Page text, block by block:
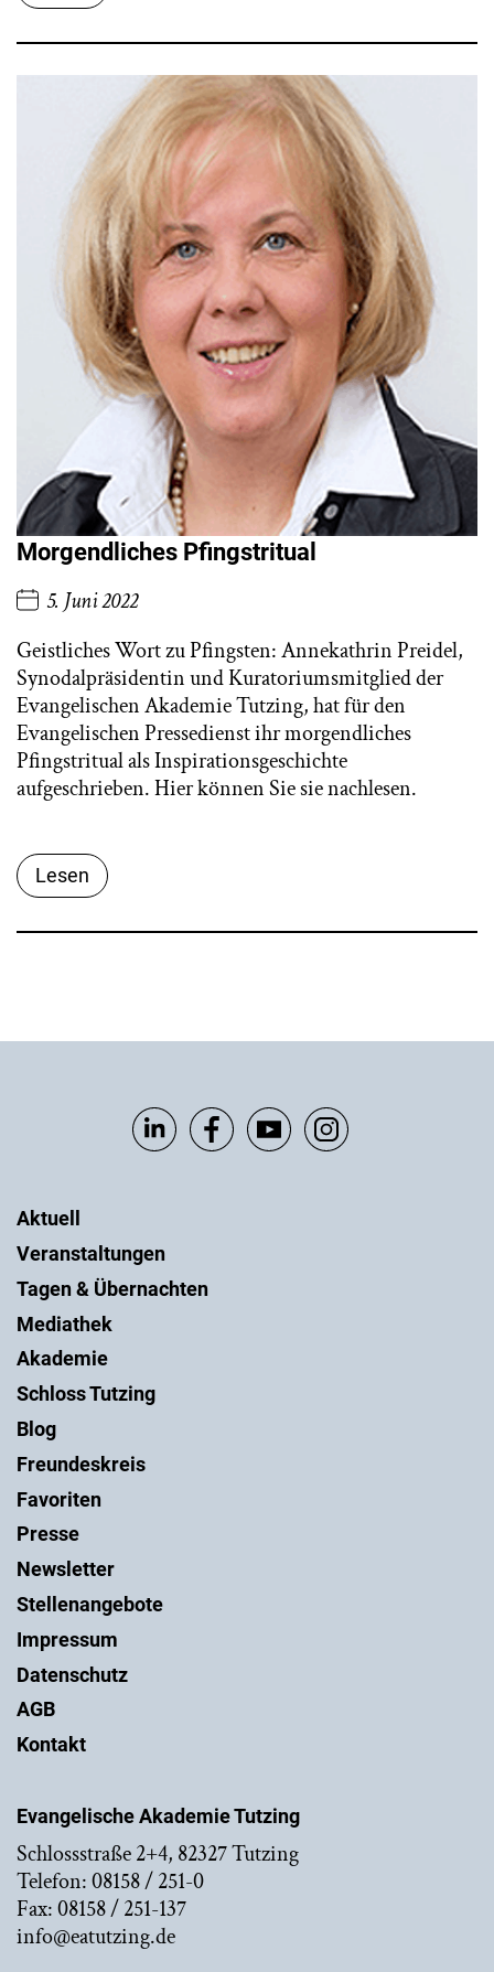
Morgendliches Pfingstritual
5. Juni 2022
Geistliches Wort zu Pfingsten: Annekathrin Preidel,
Synodalpräsidentin und Kuratoriumsmitglied der
Evangelischen Akademie Tutzing, hat für den
Evangelischen Pressedienst ihr morgendliches
Pfingstritual als Inspirationsgeschichte
aufgeschrieben. Hier können Sie sie nachlesen.
Lesen
Evangelische Akademie Tutzing
Schlossstraße 2+4, 82327 Tutzing
Telefon: 08158 / 251-0
Fax: 08158 / 251-137
info@eatutzing.de
Aktuell
Veranstaltungen
Tagen & Übernachten
Mediathek
Akademie
Schloss Tutzing
Blog
Freundeskreis
Favoriten
Presse
Newsletter
Stellenangebote
Impressum
Datenschutz
AGB
Kontakt